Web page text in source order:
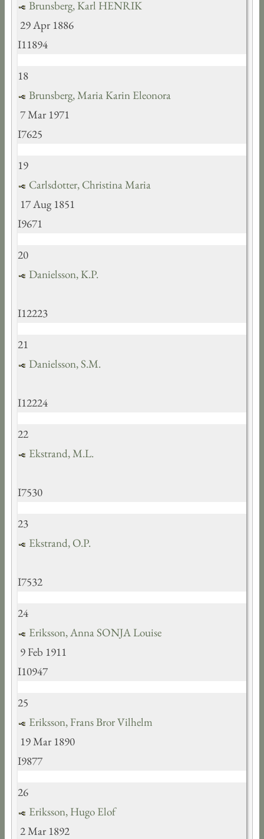
Brunsberg, Karl HENRIK
29 Apr 1886
I11894
18
Brunsberg, Maria Karin Eleonora
7 Mar 1971
I7625
19
Carlsdotter, Christina Maria
17 Aug 1851
I9671
20
Danielsson, K.P.
I12223
21
Danielsson, S.M.
I12224
22
Ekstrand, M.L.
I7530
23
Ekstrand, O.P.
I7532
24
Eriksson, Anna SONJA Louise
9 Feb 1911
I10947
25
Eriksson, Frans Bror Vilhelm
19 Mar 1890
I9877
26
Eriksson, Hugo Elof
2 Mar 1892